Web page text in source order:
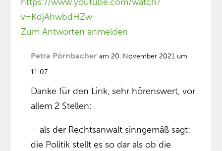
https://www.youtube.com/watch?
v=KdjAhwbdHZw
Zum Antworten anmelden
Petra Pörnbacher am 20. November 2021 um
11:07
Danke für den Link, sehr hörenswert, vor
allem 2 Stellen:
– als der Rechtsanwalt sinngemäß sagt:
die Politik stellt es so dar als ob die